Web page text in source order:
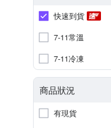
快速到貨
7-11常溫
7-11冷凍
商品狀況
有現貨